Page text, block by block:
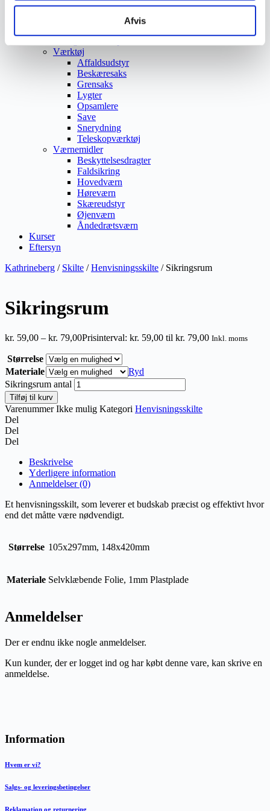
Afvis
Vejmaling
Ukrudtsbekæmpelse
Værktøj
Affaldsudstyr
Beskæresaks
Grensaks
Lygter
Opsamlere
Save
Snerydning
Teleskopværktøj
Værnemidler
Beskyttelsesdragter
Faldsikring
Hovedværn
Høreværn
Skæreudstyr
Øjenværn
Åndedrætsværn
Kurser
Eftersyn
Kathrineberg / Skilte /Henvisningsskilte / Sikringsrum
Sikringsrum
kr. 59,00 – kr. 79,00Prisinterval: kr. 59,00 til kr. 79,00 Inkl. moms
Størrelse
Materiale
Ryd
Sikringsrum antal
Tilføj til kurv
VarenummerIkke mulig Kategori Henvisningsskilte
Del
Del
Del
Beskrivelse
Yderligere information
Anmeldelser (0)
Et henvisningsskilt, som leverer et budskab præcist og effektivt hvor
end det måtte være nødvendigt.
Størrelse 105x297mm, 148x420mm
Materiale Selvklæbende Folie, 1mm Plastplade
Anmeldelser
Der er endnu ikke nogle anmeldelser.
Kun kunder, der er logget ind og har købt denne vare, kan skrive en
anmeldelse.
Information
Hvem er vi?
Salgs- og leveringsbetingelser
Reklamation og returnering